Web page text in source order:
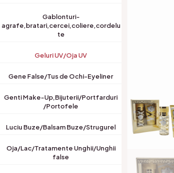
Gablonturi-
agrafe,bratari,cercei,coliere,cordelu
te
Geluri UV/Oja UV
Gene False/Tus de Ochi-Eyeliner
Genti Make-Up,Bijuterii/Portfarduri
/Portofele
Luciu Buze/Balsam Buze/Strugurel
Oja/Lac/Tratamente Unghii/Unghii
false